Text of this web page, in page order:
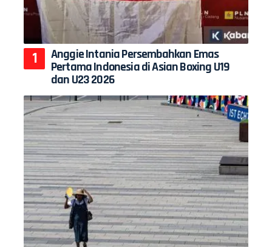
Anggie Intania Persembahkan Emas
Pertama Indonesia di Asian Boxing U19
dan U23 2026